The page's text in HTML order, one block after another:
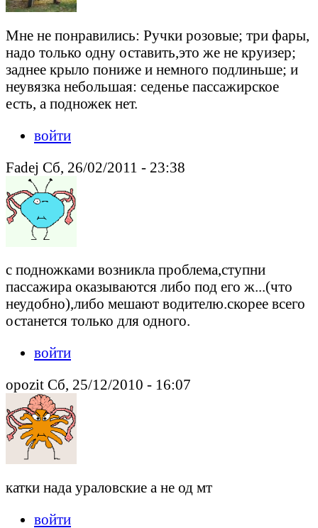
Мне не понравились: Ручки розовые; три фары,
надо только одну оставить,это же не круизер;
заднее крыло пониже и немного подлиньше; и
неувязка небольшая: седенье пассажирское
есть, а подножек нет.
войти
Fadej Сб, 26/02/2011 - 23:38
с подножками возникла проблема,ступни
пассажира оказываются либо под его ж...(что
неудобно),либо мешают водителю.скорее всего
останется только для одного.
войти
opozit Сб, 25/12/2010 - 16:07
катки нада ураловские а не од мт
войти